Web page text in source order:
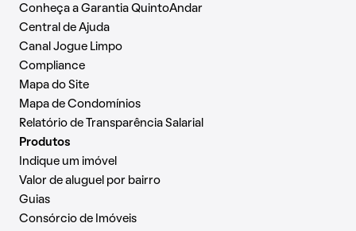
Conheça a Garantia QuintoAndar
Central de Ajuda
Canal Jogue Limpo
Compliance
Mapa do Site
Mapa de Condomínios
Relatório de Transparência Salarial
Produtos
Indique um imóvel
Valor de aluguel por bairro
Guias
Consórcio de Imóveis